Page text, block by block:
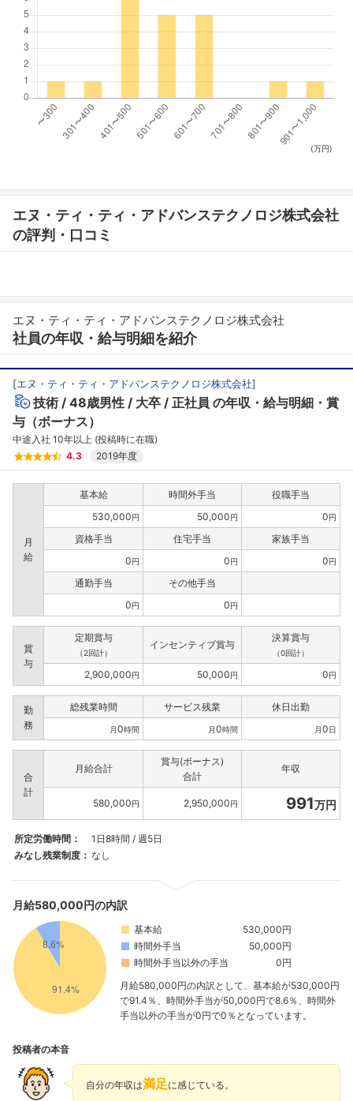
(万円)
エヌ・ティ・ティ・アドバンステクノロジ株式会社
の評判・口コミ
エヌ・ティ・ティ・アドバンステクノロジ株式会社
社員の年収・給与明細を紹介
[エヌ・ティ・ティ・アドバンステクノロジ株式会社]
技術 48歳男性 大卒 正社員 の年収・給与明細・賞
与（ボーナス）
中途入社 10年以上 (投稿時に在職)
4.3
2019年度
月
給
基本給 時間外手当
役職手当
530,000円 50,000円 0円
資格手当 住宅手当
家族手当
0円 0円 0円
通勤手当
その他手当
0円 0円
賞
与
定期賞与
（2回計）
インセンティブ賞与
決算賞与
（0回計）
2,900,000円 50,000円 0円
勤
務
総残業時間 サービス残業 休日出勤
月0時間 月0時間 月0日
合
計
月給合計
賞与(ボーナス)
合計
年収
580,000円 2,950,000円 991万円
所定労働時間：
1日8時間 / 週5日
みなし残業制度： なし
月給580,000円の内訳
基本給
530,000円
時間外手当
50,000円
時間外手当以外の手当
0円
月給580,000円の内訳として、基本給が530,000円
で91.4％、時間外手当が50,000円で8.6％、時間外
手当以外の手当が0円で0％となっています。
投稿者の本音
自分の年収は満足 に感じている。